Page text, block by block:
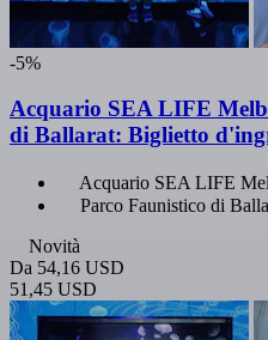
-5%
Acquario SEA LIFE
di Ballarat: Biglietto
Acquario SEA LIFE
Parco Faunistico di
Novità
Da 54,16 USD
51,45 USD